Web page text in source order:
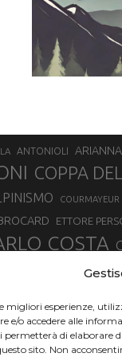
migliori esperienze,
e/o accedere alle
permetterà di elaborare
sito. Non
ANTONIOLI
COPPA
COURMAYEUR
ETTORE
COSTA
LUCA MATTEOTTI
NAZIONALE DI
PSL